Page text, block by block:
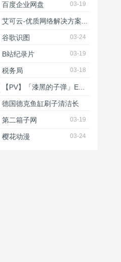
百度企业网盘 03-19
艾可云-优质网络解决方案...
03-20
谷歌识图 03-24
B站纪录片 03-19
税务局 03-18
【PV】「漆黑的子弹」E...
03-26
德国德克鱼缸刷子清洁长
03-25
第二箱子网 03-19
樱花动漫 03-24